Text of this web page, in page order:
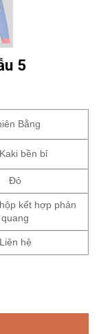
5
Bằng
bền bỉ
Đỏ
kết hợp phản
quang
Liên hệ